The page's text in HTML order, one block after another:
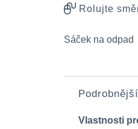
Rolujte
Sáček na odpad
Vlastnosti